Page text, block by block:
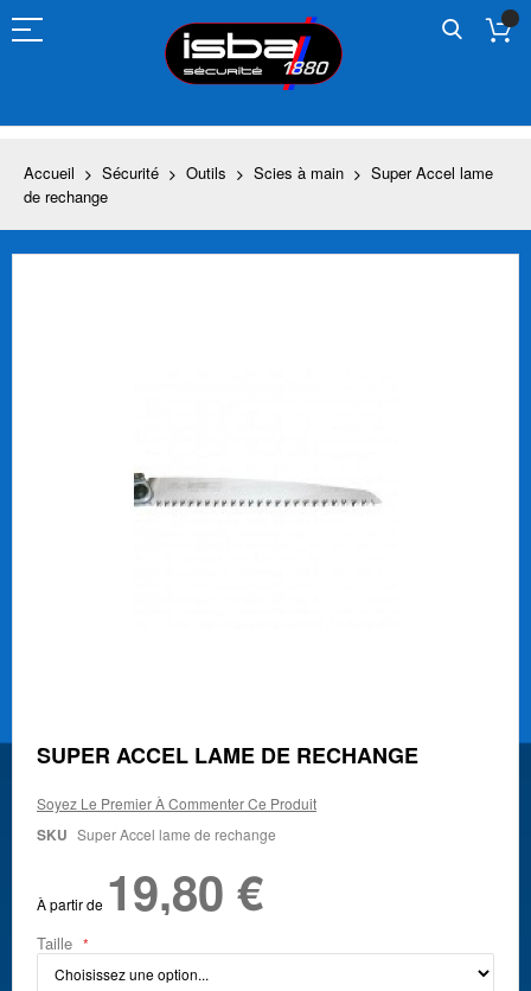
au
contenu
Accueil Sécurité Outils Scies à main
Super Accel lame
de rechange
Skip
to
beginning
of
SUPER ACCEL LAME DE RECHANGE
Soyez Le Premier À Commenter Ce Produit
SKU Super Accel lame de rechange
À partir de 19,80 €
Taille